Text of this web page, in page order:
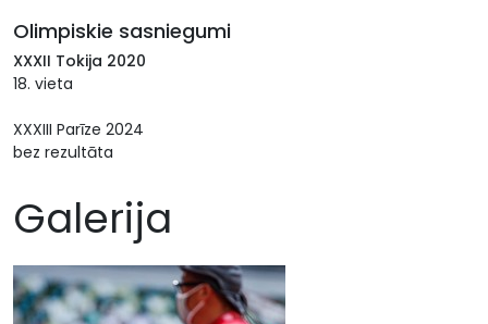
Olimpiskie sasniegumi
XXXII Tokija 2020
18. vieta
XXXIII Parīze 2024
bez rezultāta
Galerija